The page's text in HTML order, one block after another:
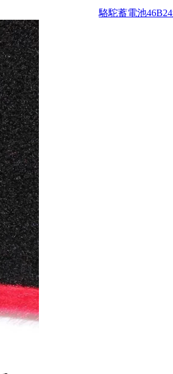
駱駝蓄電池